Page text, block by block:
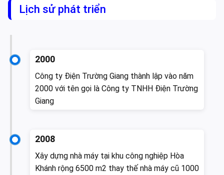
Lịch sử phát triển
2000
Công ty Điện Trường Giang thành lập vào năm
2000 với tên gọi là Công ty TNHH Điện Trường
Giang
2008
Xây dựng nhà máy tại khu công nghiệp Hòa
Khánh rộng 6500 m2 thay thế nhà máy cũ 1000